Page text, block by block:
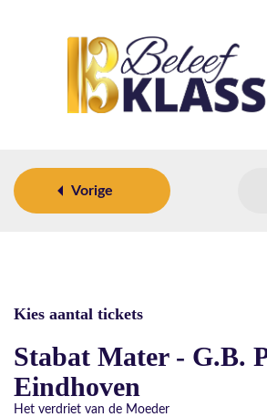
Vorige
Kies aantal tickets
Stabat Mater - G.B.
Eindhoven
Het verdriet van de Moeder